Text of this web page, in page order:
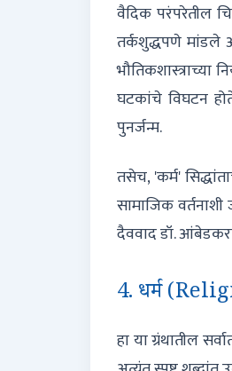
वैदिक परंपरेतील
तर्कशुद्धपणे मांडले
भौतिकशास्त्राच्या
घटकांचे विघटन
पुनर्जन्म.
तसेच, 'कर्म'
सामाजिक
दैववाद डॉ.
4. धर्म
हा या ग्रंथातील